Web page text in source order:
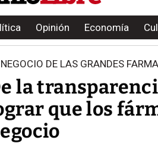
Opinión Economía
DE LAS GRANDES
la
que los